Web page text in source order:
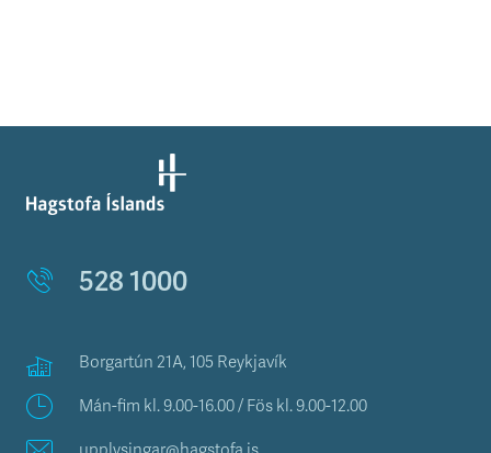
528 1000
Borgartún 21A, 105 Reykjavík
Mán-fim kl. 9.00-16.00 / Fös kl. 9.00-12.00